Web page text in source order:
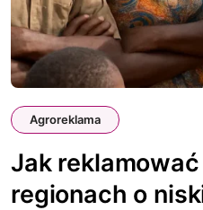
Agroreklama
Jak
regionach o